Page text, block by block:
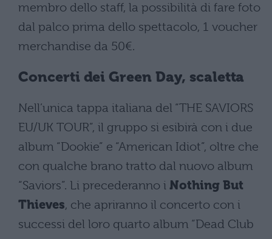
membro dello staff, la possibilità di fare foto
dal palco prima dello spettacolo, 1 voucher
merchandise da 50€.
Concerti dei Green Day, scaletta
Nell’unica tappa italiana del “THE SAVIORS
EU/UK TOUR”, il gruppo si esibirà con i due
album “Dookie” e “American Idiot”, oltre che
con qualche brano tratto dal nuovo album
“Saviors”. Li precederanno i Nothing But
Thieves, che apriranno il concerto con i
successi del loro quarto album “Dead Club